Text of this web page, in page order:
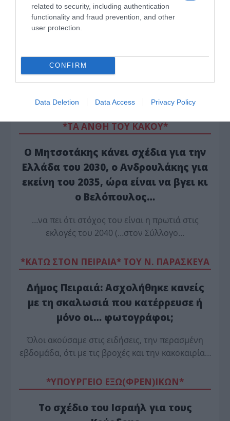
related to security, including authentication
functionality and fraud prevention, and other
user protection.
CONFIRM
Data Deletion Data Access Privacy Policy
*ΤΑ ΆΝΘΗ ΤΟΥ ΚΑΚΟΎ*
Ο Μητσοτάκης κάνει σχέδια για την
Ελλάδα του 2030, ο Ανδρουλάκης για
εκείνη του 2035, ώρα είναι να βγει κι
ο Βελόπουλος…
…να πει ότι στόχος του είναι η πρωτιά στις
εκλογές του 2040 (…στον Σύλλογο…
*ΚΑΤΩ ΣΤΟΝ ΠΕΙΡΑΙΑ* ΤΟΥ Ν. ΠΑΡΑΣΚΕΥΑ
Δήμος Πειραιά: Ασχολήθηκε κανείς
με τη σκαλωσιά που κατέρρευσε ή
μόνο οι… φωτογράφοι;
Όλοι ακούσαμε στις ειδήσεις, την περασμένη
εβδομάδα, ότι με τις βροχές και την κακοκαιρία…
*ΥΠΟΥΡΓΕΙΟ ΕΞΩ(ΦΡΕΝ)ΙΚΩΝ*
Το σχέδιο του Ισραήλ για τους